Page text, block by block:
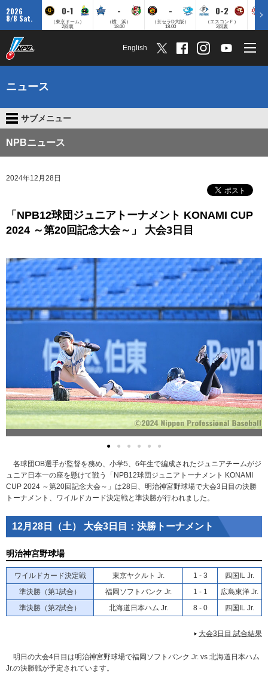
2026
8/8 Sat.
0-1
（東京ドーム）
2回裏
-
（横 浜）
18:00
-
（京セラD大阪）
18:00
0-2
（エスコンＦ）
2回裏
English
ニュース
サブメニュー
NPBニュース
2024年12月28日
「NPB12球団ジュニアトーナメント KONAMI CUP
2024 ～第20回記念大会～」 大会3日目
● ● ● ● ● ●
各球団OB選手が監督を務め、小学5、6年生で編成されたジュニアチームがジ
ュニア日本一の座を懸けて戦う「NPB12球団ジュニアトーナメント KONAMI
CUP 2024 ～第20回記念大会～」は28日、明治神宮野球場で大会3日目の決勝
トーナメント、ワイルドカード決定戦と準決勝が行われました。
12月28日（土） 大会3日目：決勝トーナメント
明治神宮野球場
ワイルドカード決定戦 東京ヤクルト Jr. 1 - 3
四国IL Jr.
準決勝（第1試合）
福岡ソフトバンク Jr. 1 - 1
広島東洋 Jr.
準決勝（第2試合）
北海道日本ハム Jr. 8 - 0 四国IL Jr.
大会3日目 試合結果
明日の大会4日目は明治神宮野球場で福岡ソフトバンク Jr. vs 北海道日本ハム
Jr.の決勝戦が予定されています。